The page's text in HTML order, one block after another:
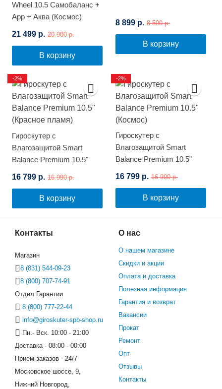
Wheel 10.5 Самобаланс +
App + Аква (Космос)
21 499 р. 20 900 р.
В корзину
8 899 р. 8 500 р.
В корзину
Гироскутер с
Влагозащитой Smart
Balance Premium 10.5"
16 799 р. 16 990 р.
В корзину
-2%
Гироскутер с
Влагозащитой Smart
Balance Premium 10.5"
16 799 р. 16 990 р.
В корзину
-2%
Контакты
Магазин
8 (831) 544-09-23
8 (800) 707-74-91
Отдел Гарантии
8 (800) 777-22-44
info@giroskuter-spb-shop.ru
Пн.- Вск. 10:00 - 21:00
Доставка - 08:00 - 00:00
Прием заказов - 24/7
Московское шоссе, 9,
Нижний Новгород,
О нас
О нашем магазине
Скидки и акции
Оплата и доставка
Полезная информация
Гарантия и возврат
Вакансии
Прокат
Ремонт
Опт
Отзывы
Контакты